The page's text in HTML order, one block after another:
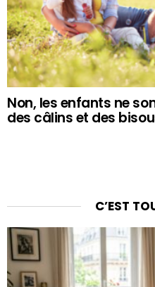
Non, les enfants ne
des câlins et des
C’EST